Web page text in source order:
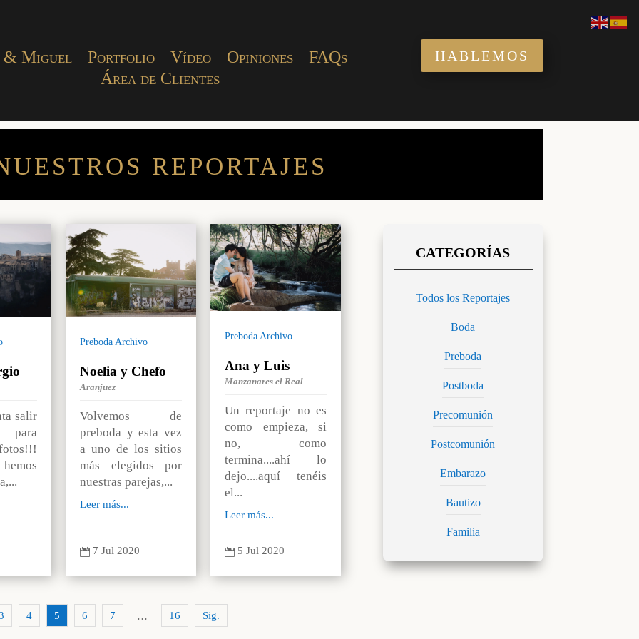
& Miguel Portfolio Vídeo Opiniones
FAQs
Área de Clientes
HABLEMOS
REPORTAJES
salir
para
Preboda Archivo
Noelia y Chefo
Aranjuez
Volvemos de
preboda y esta vez
a uno de los sitios
más elegidos por
nuestras parejas,...
Leer más...
 7 Jul 2020
Preboda Archivo
Ana y Luis
Manzanares el Real
Un reportaje no es
como empieza, si
no, como
termina....ahí lo
dejo....aquí tenéis
el...
Leer más...
 5 Jul 2020
4 5 6 7 … 16 Sig.
Todos los Reportajes
Boda
Preboda
Postboda
Precomunión
Postcomunión
Embarazo
Bautizo
Familia